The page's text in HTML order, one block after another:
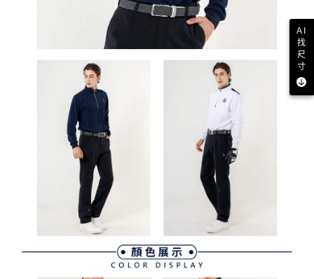
AI
找
尺
寸